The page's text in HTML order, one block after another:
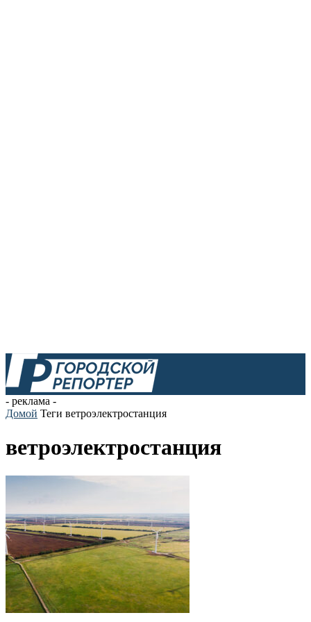
- реклама -
Домой Теги ветроэлектростанция
ветроэлектростанция